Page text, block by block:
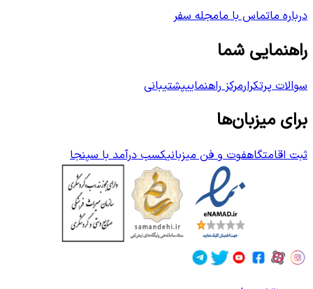
درباره ماتماس با مامجله سفر
راهنمایی شما
سوالات پرتکرارمرکز راهنماییپشتیبانی
برای میزبان‌ها
ثبت اقامتگاهفوت و فن میزبانیکسب درآمد با سپنجا